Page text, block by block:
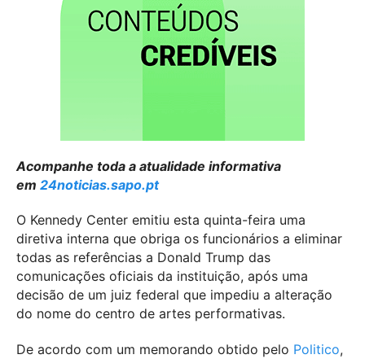
Acompanhe toda a atualidade informativa
em 24noticias.sapo.pt
O Kennedy Center emitiu esta quinta-feira uma
diretiva interna que obriga os funcionários a eliminar
todas as referências a Donald Trump das
comunicações oficiais da instituição, após uma
decisão de um juiz federal que impediu a alteração
do nome do centro de artes performativas.
De acordo com um memorando obtido pelo Politico,